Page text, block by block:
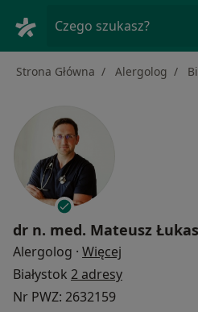
Czego szukasz?
Strona Główna Alergolog
dr n. med. Mateusz
Alergolog · Więcej
Białystok 2 adresy
Nr PWZ: 2632159